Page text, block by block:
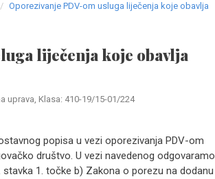
Oporezivanje PDV-om usluga liječenja koje obavlja
liječenja koje obavlja
uprava, Klasa: 410-19/15-01/224
popisa u vezi oporezivanja PDV-om
društvo. U vezi navedenog odgovaramo
1. točke b) Zakona o porezu na dodanu